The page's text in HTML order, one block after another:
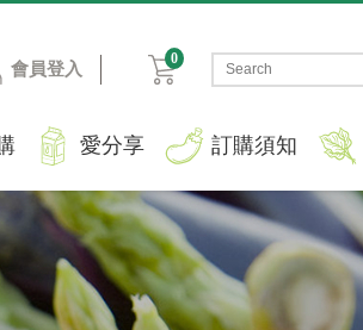
會員登入
0
愛分享 訂購須知